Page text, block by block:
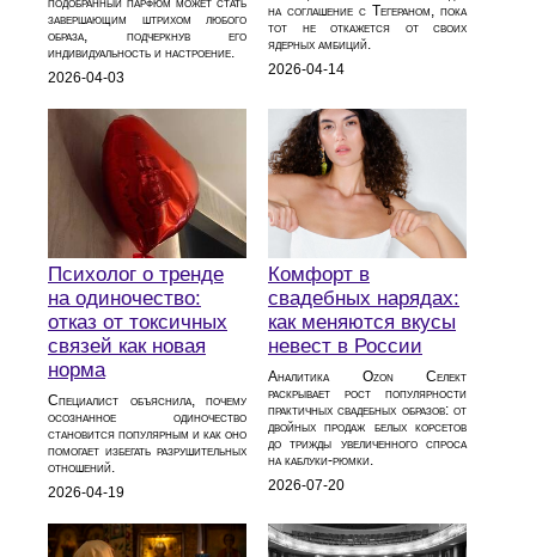
завершающим штрихом любого
образа, подчеркнув его
индивидуальность и настроение.
2026-04-03
на соглашение с Тегераном, пока
тот не откажется от своих
ядерных амбиций.
2026-04-14
Психолог о тренде
на одиночество:
отказ от токсичных
связей как новая
норма
Специалист объяснила, почему
осознанное одиночество
становится популярным и как оно
помогает избегать разрушительных
отношений.
2026-04-19
Комфорт в
свадебных нарядах:
как меняются вкусы
невест в России
Аналитика Ozon Селект
раскрывает рост популярности
практичных свадебных образов: от
двойных продаж белых корсетов
до трижды увеличенного спроса
на каблуки‑рюмки.
2026-07-20